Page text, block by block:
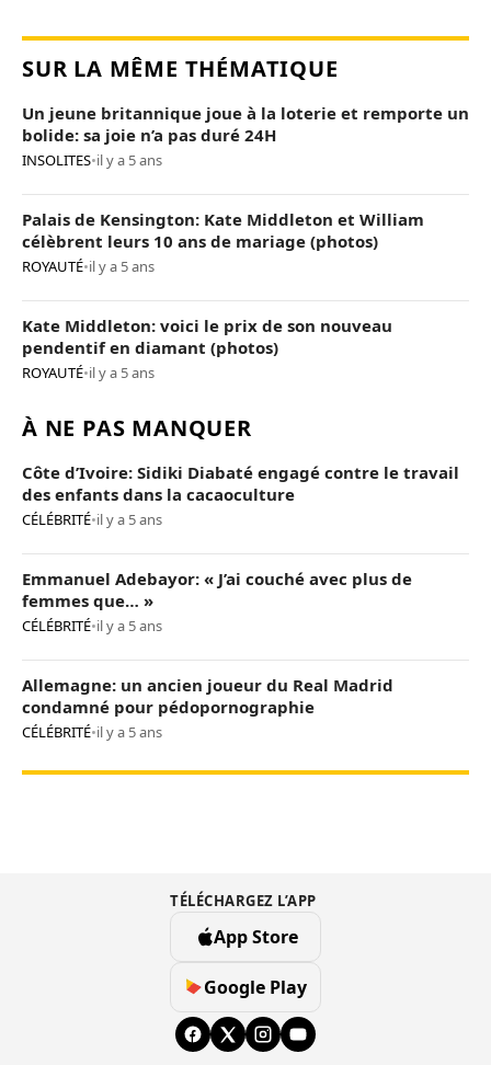
SUR LA MÊME THÉMATIQUE
Un jeune britannique joue à la loterie et remporte un
bolide: sa joie n’a pas duré 24H
INSOLITES•il y a 5 ans
Palais de Kensington: Kate Middleton et William
célèbrent leurs 10 ans de mariage (photos)
ROYAUTÉ•il y a 5 ans
Kate Middleton: voici le prix de son nouveau
pendentif en diamant (photos)
ROYAUTÉ•il y a 5 ans
À NE PAS MANQUER
Côte d’Ivoire: Sidiki Diabaté engagé contre le travail
des enfants dans la cacaoculture
CÉLÉBRITÉ•il y a 5 ans
Emmanuel Adebayor: « J’ai couché avec plus de
femmes que… »
CÉLÉBRITÉ•il y a 5 ans
Allemagne: un ancien joueur du Real Madrid
condamné pour pédopornographie
CÉLÉBRITÉ•il y a 5 ans
TÉLÉCHARGEZ L’APP
App Store
Google Play